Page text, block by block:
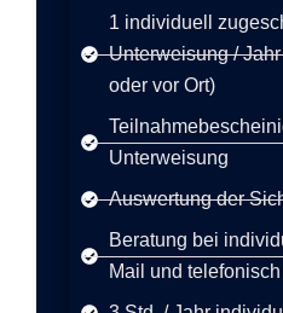
1 individuell
Unterweisung /
oder vor Ort)
Unterweisung
Auswertung der
Beratung bei
Mail und